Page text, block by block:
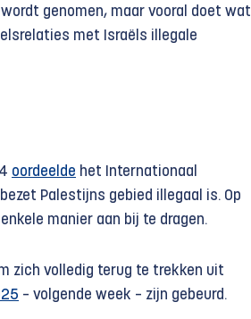
genomen, maar vooral doet wat
met Israëls illegale
oordeelde het Internationaal
Palestijns gebied illegaal is. Op
manier aan bij te dragen.
zich volledig terug te trekken uit
– volgende week – zijn gebeurd.